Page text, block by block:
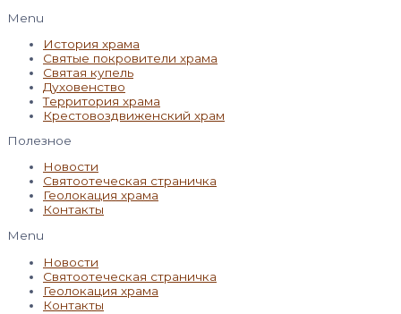
Menu
История храма
Святые покровители храма
Святая купель
Духовенство
Территория храма
Крестовоздвиженский храм
Полезное
Новости
Святоотеческая страничка
Геолокация храма
Контакты
Menu
Новости
Святоотеческая страничка
Геолокация храма
Контакты